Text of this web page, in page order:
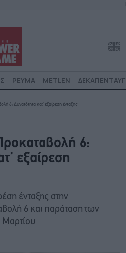
ΡΕΥΜΑ METLEN
6: Δυνατότητα κατ’ εξαίρεση ένταξης
6:
εξαίρεση
ένταξης στην
6 και παράταση των
Μαρτίου